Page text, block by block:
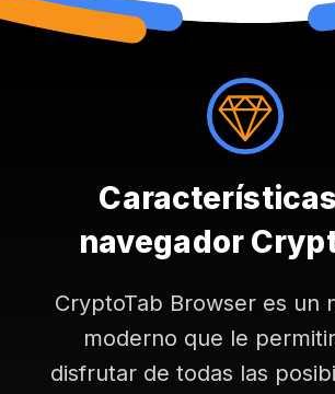
navegador
CryptoTab Browser es un
moderno que le
disfrutar de todas las